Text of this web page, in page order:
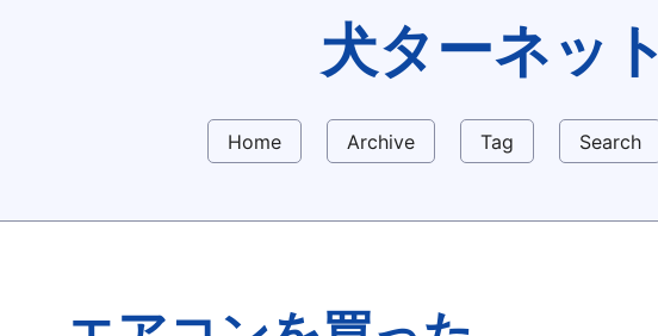
犬ターネット
Home Archive Tag Search